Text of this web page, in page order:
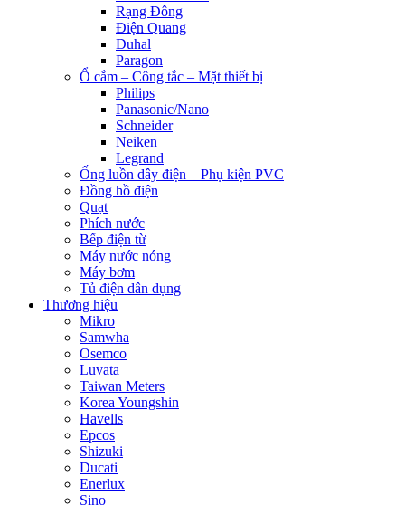
Rạng Đông
Điện Quang
Duhal
Paragon
Ổ cắm – Công tắc – Mặt thiết bị
Philips
Panasonic/Nano
Schneider
Neiken
Legrand
Ống luồn dây điện – Phụ kiện PVC
Đồng hồ điện
Quạt
Phích nước
Bếp điện từ
Máy nước nóng
Máy bơm
Tủ điện dân dụng
Thương hiệu
Mikro
Samwha
Osemco
Luvata
Taiwan Meters
Korea Youngshin
Havells
Epcos
Shizuki
Ducati
Enerlux
Sino